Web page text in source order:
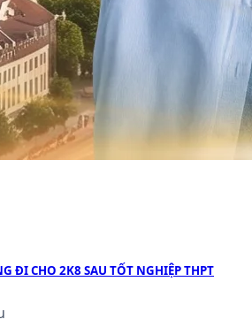
ĐI CHO 2K8 SAU TỐT NGHIỆP THPT